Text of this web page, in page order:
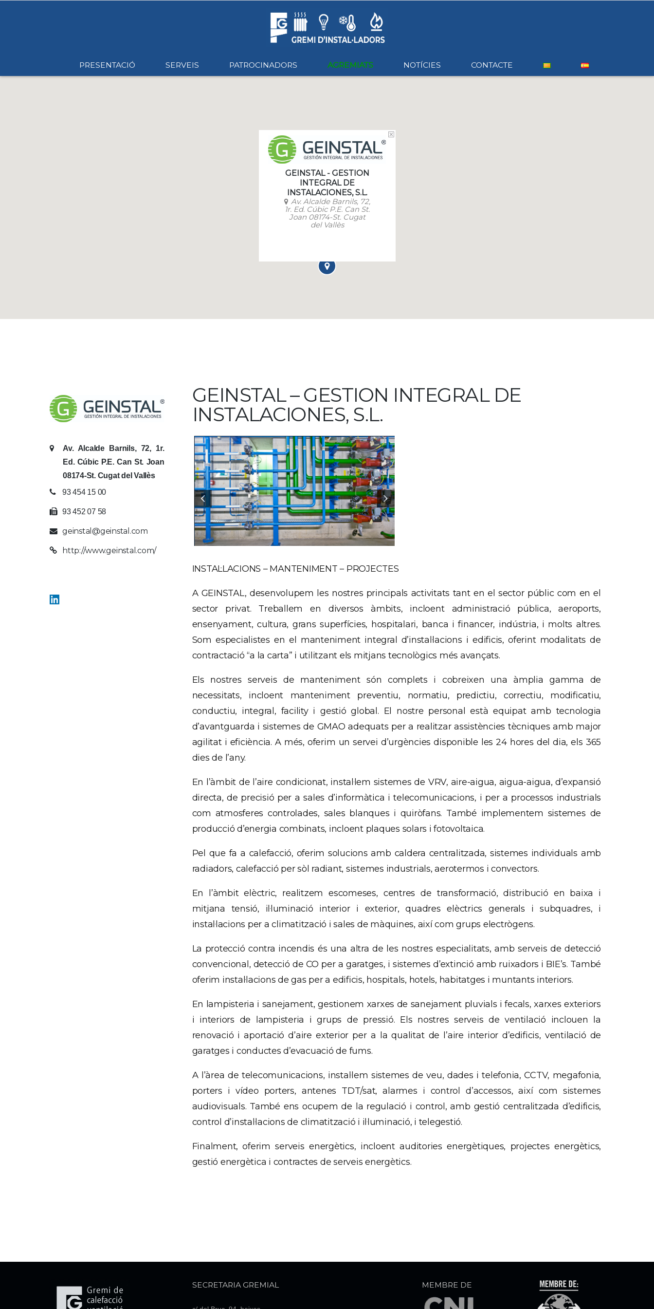
PRESENTACIÓ SERVEIS PATROCINADORS AGREMIATS NOTÍCIES CONTACTE
GEINSTAL - GESTION
INTEGRAL DE
INSTALACIONES, S.L.
Av. Alcalde Barnils, 72,
1r. Ed. Cúbic P.E. Can St.
Joan 08174-St. Cugat
del Vallès
Av. Alcalde Barnils, 72, 1r.
Ed. Cúbic P.E. Can St. Joan
08174-St. Cugat del Vallès
93 454 15 00
93 452 07 58
geinstal@geinstal.com
http://www.geinstal.com/
GEINSTAL – GESTION INTEGRAL DE
INSTALACIONES, S.L.
INSTAL·LACIONS – MANTENIMENT – PROJECTES
A GEINSTAL, desenvolupem les nostres principals activitats tant en el sector públic com en el
sector privat. Treballem en diversos àmbits, incloent administració pública, aeroports,
ensenyament, cultura, grans superfícies, hospitalari, banca i financer, indústria, i molts altres.
Som especialistes en el manteniment integral d’instal·lacions i edificis, oferint modalitats de
contractació “a la carta” i utilitzant els mitjans tecnològics més avançats.
Els nostres serveis de manteniment són complets i cobreixen una àmplia gamma de
necessitats, incloent manteniment preventiu, normatiu, predictiu, correctiu, modificatiu,
conductiu, integral, facility i gestió global. El nostre personal està equipat amb tecnologia
d’avantguarda i sistemes de GMAO adequats per a realitzar assistències tècniques amb major
agilitat i eficiència. A més, oferim un servei d’urgències disponible les 24 hores del dia, els 365
dies de l’any.
En l’àmbit de l’aire condicionat, instal·lem sistemes de VRV, aire-aigua, aigua-aigua, d’expansió
directa, de precisió per a sales d’informàtica i telecomunicacions, i per a processos industrials
com atmosferes controlades, sales blanques i quiròfans. També implementem sistemes de
producció d’energia combinats, incloent plaques solars i fotovoltaica.
Pel que fa a calefacció, oferim solucions amb caldera centralitzada, sistemes individuals amb
radiadors, calefacció per sòl radiant, sistemes industrials, aerotermos i convectors.
En l’àmbit elèctric, realitzem escomeses, centres de transformació, distribució en baixa i
mitjana tensió, il·luminació interior i exterior, quadres elèctrics generals i subquadres, i
instal·lacions per a climatització i sales de màquines, així com grups electrògens.
La protecció contra incendis és una altra de les nostres especialitats, amb serveis de detecció
convencional, detecció de CO per a garatges, i sistemes d’extinció amb ruixadors i BIE’s. També
oferim instal·lacions de gas per a edificis, hospitals, hotels, habitatges i muntants interiors.
En lampisteria i sanejament, gestionem xarxes de sanejament pluvials i fecals, xarxes exteriors
i interiors de lampisteria i grups de pressió. Els nostres serveis de ventilació inclouen la
renovació i aportació d’aire exterior per a la qualitat de l’aire interior d’edificis, ventilació de
garatges i conductes d’evacuació de fums.
A l’àrea de telecomunicacions, instal·lem sistemes de veu, dades i telefonia, CCTV, megafonia,
porters i vídeo porters, antenes TDT/sat, alarmes i control d’accessos, així com sistemes
audiovisuals. També ens ocupem de la regulació i control, amb gestió centralitzada d’edificis,
control d’instal·lacions de climatització i il·luminació, i telegestió.
Finalment, oferim serveis energètics, incloent auditories energètiques, projectes energètics,
gestió energètica i contractes de serveis energètics.
SECRETARIA GREMIAL MEMBRE DE